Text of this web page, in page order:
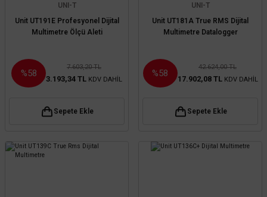
UNI-T
Unit UT191E Profesyonel Dijital
Multimetre Ölçü Aleti
%58
7.603,20 TL
3.193,34 TL KDV DAHİL
Sepete Ekle
UNI-T
Unit UT181A True RMS Dijital
Multimetre Datalogger
%58
42.624,00 TL
17.902,08 TL KDV DAHİL
Sepete Ekle